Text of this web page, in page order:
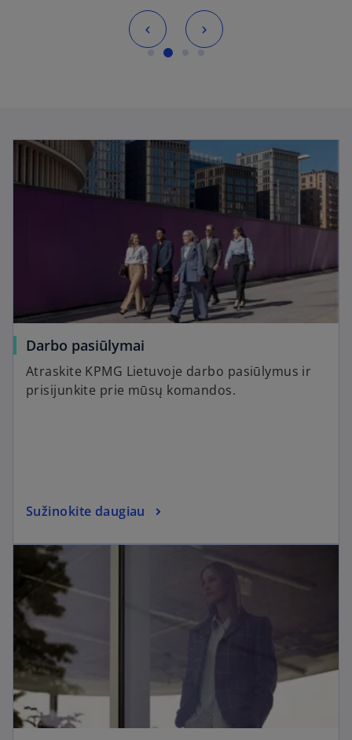
Darbo pasiūlymai
Atraskite KPMG Lietuvoje darbo pasiūlymus ir
prisijunkite prie mūsų komandos.
Sužinokite daugiau